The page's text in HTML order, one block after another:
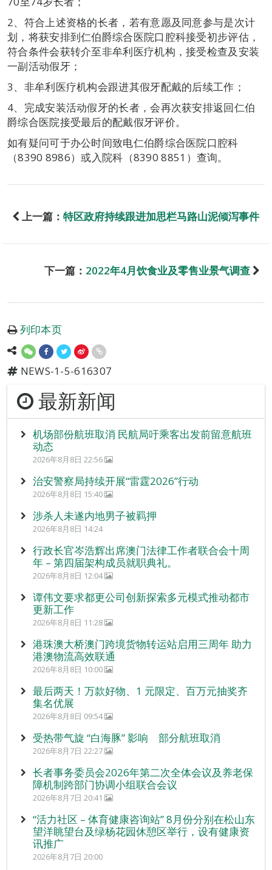
2、符合上述资格的长者，若有意愿及同意参与是次计
划，将获安排到仁伯爵综合医院口腔科接受初步评估，
符合条件会获转介至非牟利医疗机构，接受检查及安装
一副活动假牙；
3、非牟利医疗机构会跟进其假牙配戴的后续工作；
4、完成安装活动假牙的长者，会再次获安排返回仁伯
爵综合医院接受最后的配戴假牙评价。
如有疑问可于办公时间致电仁伯爵综合医院口腔科
（8390 8986）或入院科（8390 8851）查询。
上一篇： 特区政府持续跟进加思栏马路山泥倾泻事件
下一篇： 2022年4月饮食业及零售业景气调查
列印本页
NEWS-1-5-616307
最新新闻
机场部份航班取消 民航局吁乘客出发前留意航班
动态
2026年8月8日 22:56
治安警察局持续开展“雷霆2026”行动
2026年8月8日 15:40
涉杀人未遂内地男子被羁押
2026年8月8日 14:24
行政长官岑浩辉出席澳门法律工作者联合会十周
年 – 第四届架构成员就职典礼。
2026年8月8日 12:04
谭伟文要求都更公司创新探索多元模式推动都市
更新工作
2026年8月8日 11:28
港珠澳大桥澳门跨境货物转运站启用三周年 助力
港澳物流高效联通
2026年8月8日 10:00
最后两天！万款好物、1 元限定、百万元抽奖齐
集名优展
2026年8月8日 09:54
受热带气旋 “白海豚” 影响 部分航班取消
2026年8月7日 22:27
长者事务委员会2026年第二次全体会议及养老保
障机制跨部门协调小组联合会议
2026年8月7日 20:41
“活力社区 – 体育健康咨询站” 8月份分别在松山东
望洋眺望台及绿杨花园休憩区举行，设有健康资
讯推广
2026年8月7日 20:00